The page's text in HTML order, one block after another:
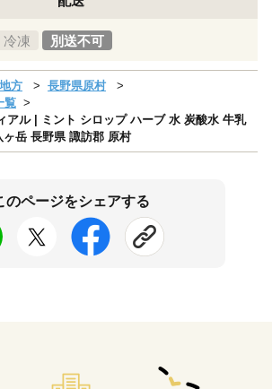
冷凍 別送不可
方
長野県原村
覧
アル | ミント シロップ ハーブ 水 炭酸水 牛乳
岳 長野県 諏訪郡 原村
のページをシェアする